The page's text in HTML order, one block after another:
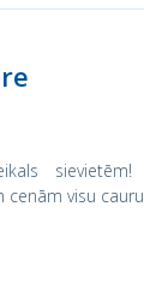
sievietēm!
cenām visu